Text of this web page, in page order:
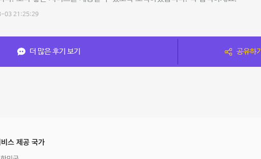
03 21:25:29
더 많은 후기 보기 공유하기
스 제공 국가